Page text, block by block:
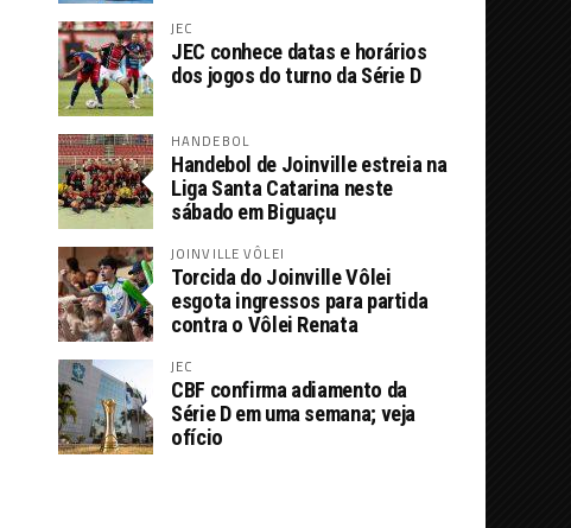
JEC
JEC conhece datas e horários
dos jogos do turno da Série D
HANDEBOL
Handebol de Joinville estreia na
Liga Santa Catarina neste
sábado em Biguaçu
JOINVILLE VÔLEI
Torcida do Joinville Vôlei
esgota ingressos para partida
contra o Vôlei Renata
JEC
CBF confirma adiamento da
Série D em uma semana; veja
ofício